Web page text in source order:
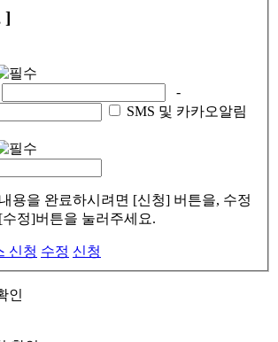
]
-
SMS 및 카카오알림
용을 완료하시려면 [신청] 버튼을, 수정
정]버튼을 눌러주세요.
신청 수정 신청
인